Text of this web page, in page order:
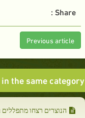
Share :
Previous article
the same category
הנוצרים רצחו